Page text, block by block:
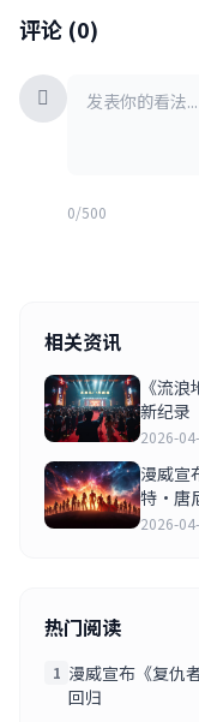
评论 (0)
0/500
相关资讯
《流
新纪录
2026-
漫威宣
特·唐
2026-
热门阅读
1 漫威宣布《复仇
回归